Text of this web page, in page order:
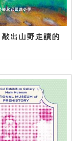
出山野走讀的